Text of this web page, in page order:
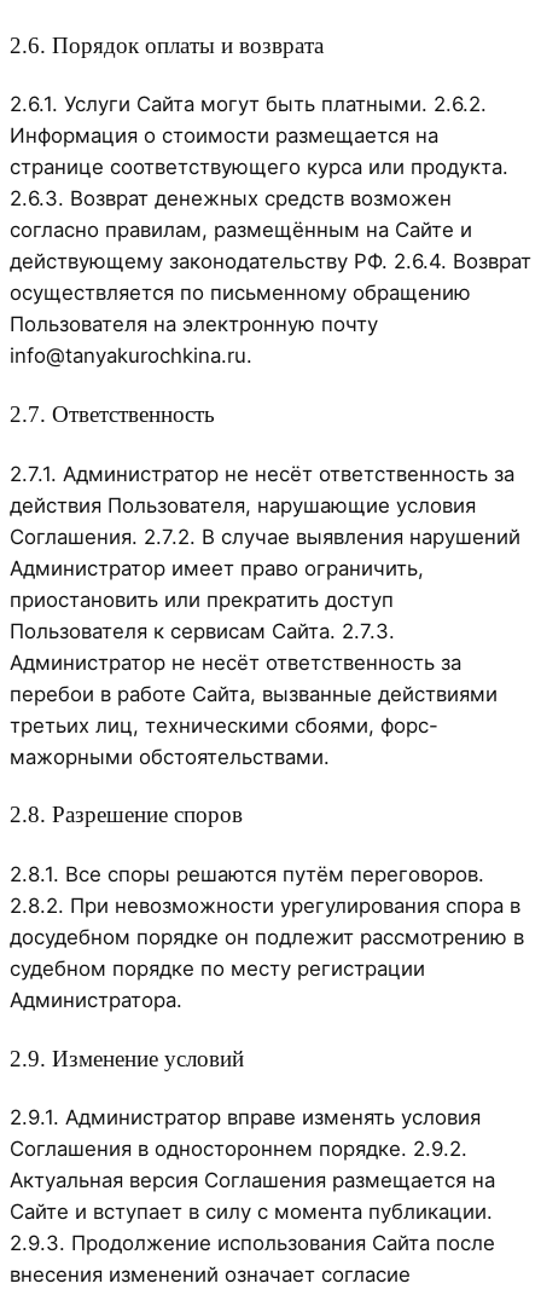
2.6. Порядок оплаты и возврата
2.6.1. Услуги Сайта могут быть платными. 2.6.2.
Информация о стоимости размещается на
странице соответствующего курса или продукта.
2.6.3. Возврат денежных средств возможен
согласно правилам, размещённым на Сайте и
действующему законодательству РФ. 2.6.4. Возврат
осуществляется по письменному обращению
Пользователя на электронную почту
info@tanyakurochkina.ru.
2.7. Ответственность
2.7.1. Администратор не несёт ответственность за
действия Пользователя, нарушающие условия
Соглашения. 2.7.2. В случае выявления нарушений
Администратор имеет право ограничить,
приостановить или прекратить доступ
Пользователя к сервисам Сайта. 2.7.3.
Администратор не несёт ответственность за
перебои в работе Сайта, вызванные действиями
третьих лиц, техническими сбоями, форс-
мажорными обстоятельствами.
2.8. Разрешение споров
2.8.1. Все споры решаются путём переговоров.
2.8.2. При невозможности урегулирования спора в
досудебном порядке он подлежит рассмотрению в
судебном порядке по месту регистрации
Администратора.
2.9. Изменение условий
2.9.1. Администратор вправе изменять условия
Соглашения в одностороннем порядке. 2.9.2.
Актуальная версия Соглашения размещается на
Сайте и вступает в силу с момента публикации.
2.9.3. Продолжение использования Сайта после
внесения изменений означает согласие